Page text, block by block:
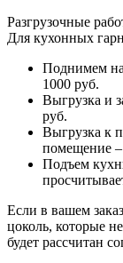
Разгрузочные
Для кухонных
Поднимем на
1000 руб.
Выгрузка и
руб.
Выгрузка к
помещение –
Подъем
Если в вашем
цоколь, которые
будет рассчитан